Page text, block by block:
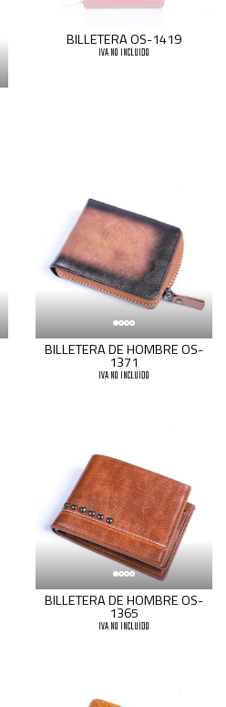
BILLETERA OS-1419
IVA NO INCLUIDO
BILLETERA DE HOMBRE OS-
1371
IVA NO INCLUIDO
BILLETERA DE HOMBRE OS-
1365
IVA NO INCLUIDO